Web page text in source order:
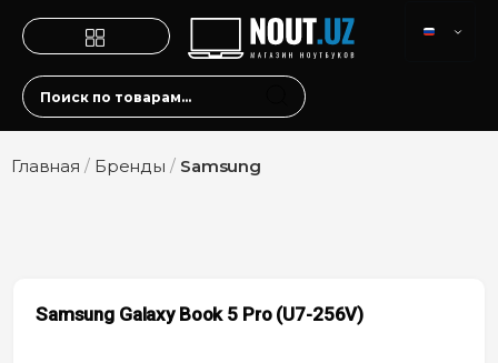
Главная / Бренды / Samsung
Samsung Galaxy Book 5 Pro (U7-256V)